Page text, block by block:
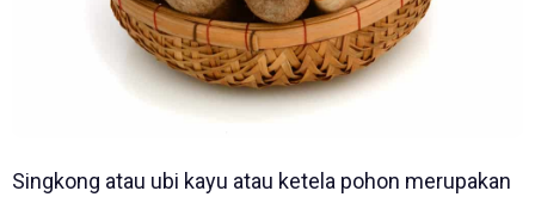
Singkong atau ubi kayu atau ketela pohon merupakan